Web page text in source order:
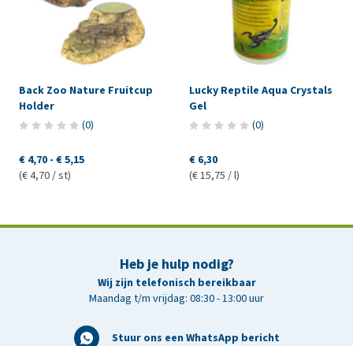
Back Zoo Nature Fruitcup
Holder
(0)
€ 4,70 - € 5,15
(€ 4,70 / st)
Lucky Reptile Aqua Crystals
Gel
(0)
€ 6,30
(€ 15,75 / l)
Heb je hulp nodig?
Wij zijn telefonisch bereikbaar
Maandag t/m vrijdag: 08:30 - 13:00 uur
Stuur ons een WhatsApp bericht